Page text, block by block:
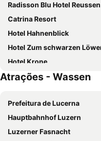
Radisson Blu Hotel Reussen, Andermatt
Catrina Resort
Hotel Hahnenblick
Hotel Zum schwarzen
Hotel Krone
The Chedi Andermatt
Hotel Cuntera
Hotel Crystal Engelberg
Hotel Gerig
Atrações - Wassen
Prefeitura de Lucerna
Hauptbahnhof Luzern
Luzerner Fasnacht